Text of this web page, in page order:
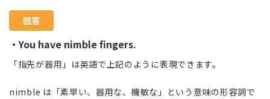
回答
・You have nimble fingers.
「指先が器用」は英語で上記のように表現できます。
nimble は「素早い、器用な、機敏な」という意味の形容詞で